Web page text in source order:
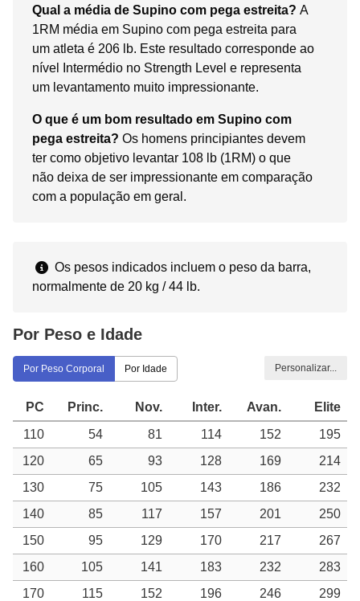
Qual a média de Supino com pega estreita? A
1RM média em Supino com pega estreita para
um atleta é 206 lb. Este resultado corresponde ao
nível Intermédio no Strength Level e representa
um levantamento muito impressionante.
O que é um bom resultado em Supino com
pega estreita? Os homens principiantes devem
ter como objetivo levantar 108 lb (1RM) o que
não deixa de ser impressionante em comparação
com a população em geral.
Os pesos indicados incluem o peso da barra,
normalmente de 20 kg / 44 lb.
Por Peso e Idade
Por Peso Corporal Por Idade Personalizar...
PC Princ. Nov. Inter. Avan.
Elite
110
54 81 114 152
195
120
65 93 128 169
214
130
75 105 143 186
232
140
85 117 157 201
250
150
95 129 170 217
267
160
105 141 183 232
283
170
115 152 196 246
299